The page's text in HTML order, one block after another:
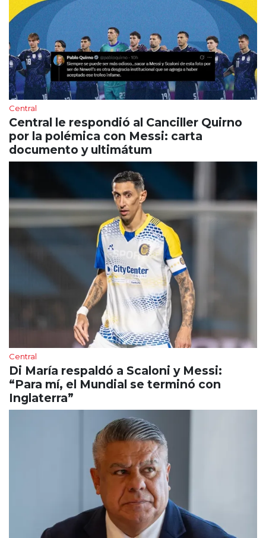
Central
Central le respondió al Canciller Quirno
por la polémica con Messi: carta
documento y ultimátum
Central
Di María respaldó a Scaloni y Messi:
“Para mí, el Mundial se terminó con
Inglaterra”